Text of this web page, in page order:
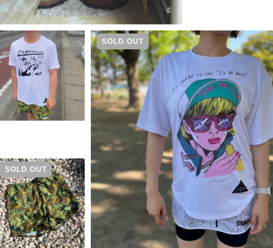
SOLD OUT
SOLD OUT